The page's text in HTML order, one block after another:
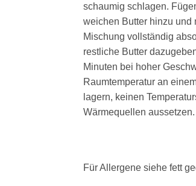
schaumig schlagen.
weichen Butter hinzu und
Mischung vollständig
restliche Butter
Minuten bei hoher
Raumtemperatur an
lagern, keinen
Wärmequellen aussetzen.
Für Allergene siehe fett